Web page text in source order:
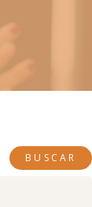
BUSCAR